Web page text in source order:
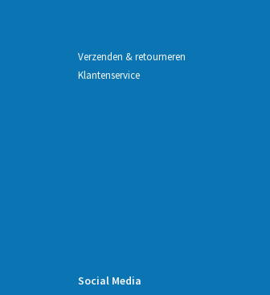
Verzenden & retourneren
Klantenservice
Social Media